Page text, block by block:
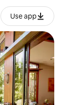
Use app